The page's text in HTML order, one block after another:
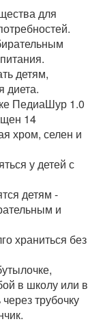
для
детям,
диета.
ПедиаШур 1.0
14
хром, селен и
у детей с
детям -
и
храниться без
в школу или в
трубочку